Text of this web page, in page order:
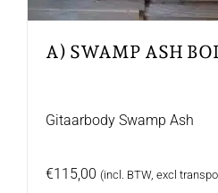
A) SWAMP ASH
Gitaarbody Swamp Ash
€115,00 (incl. BTW, excl